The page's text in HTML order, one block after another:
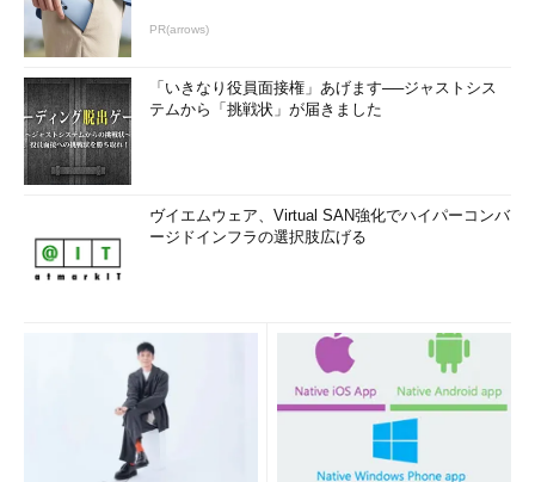
PR(arrows)
「いきなり役員面接権」あげます──ジャストシス
テムから「挑戦状」が届きました
ヴイエムウェア、Virtual SAN強化でハイパーコンバ
ージドインフラの選択肢広げる